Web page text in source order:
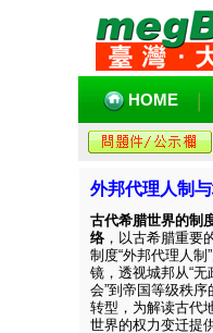
HOME
外邦代理人制
古代希腊世界的制
络 ，以古希腊重要
制度“外邦代理人制
镜，透视城邦从“无
会”到帝国等级秩序
转型，为解读古代
世界的权力变迁提